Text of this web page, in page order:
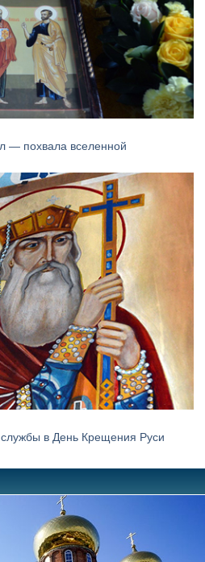
— похвала вселенной
в День Крещения Руси